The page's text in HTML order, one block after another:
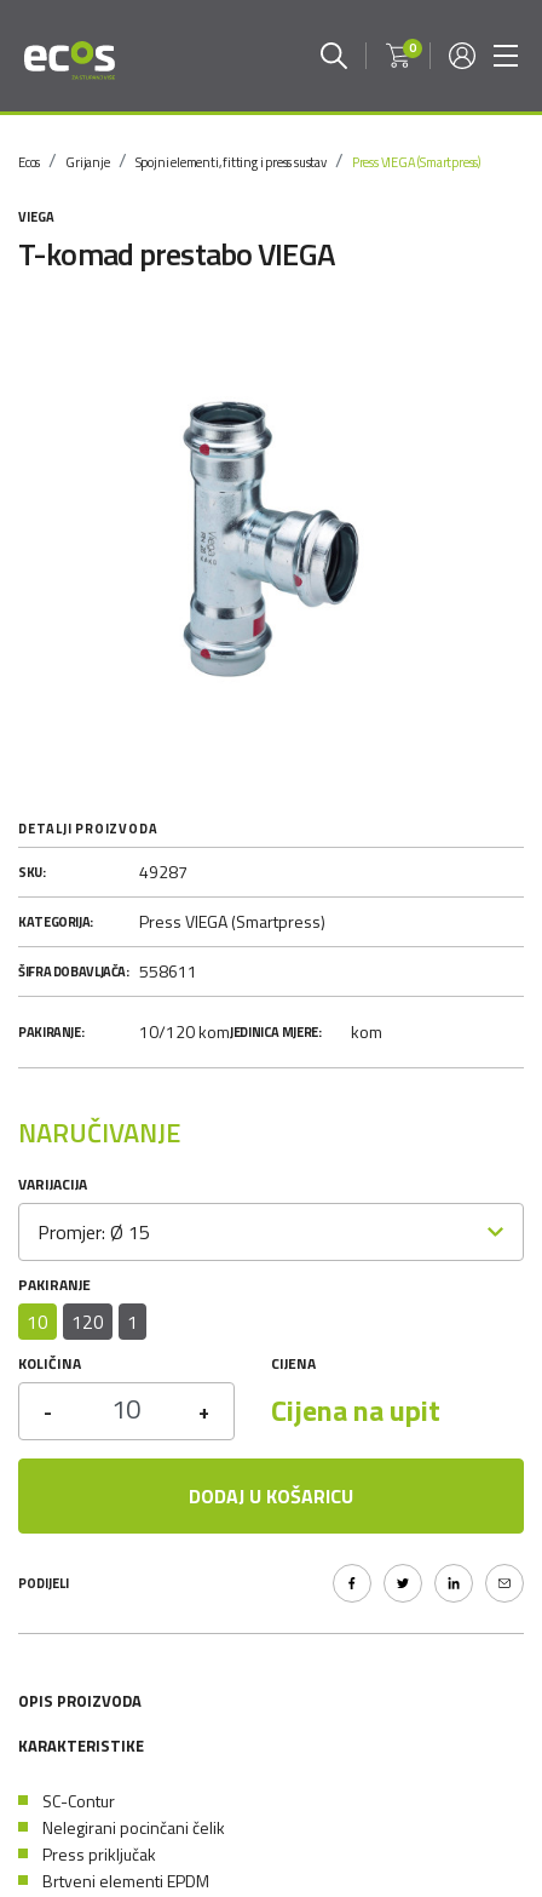
0
Ecos Grijanje Spojni elementi, fitting i press sustav Press VIEGA (Smartpress)
VIEGA
T-komad prestabo VIEGA
DETALJI PROIZVODA
SKU: 49287
KATEGORIJA: Press VIEGA (Smartpress)
ŠIFRA DOBAVLJAČA: 558611
PAKIRANJE: 10/120 komJEDINICA MJERE: kom
NARUČIVANJE
VARIJACIJA
Promjer: Ø 15
PAKIRANJE
10 120 1
KOLIČINA
- +
CIJENA
Cijena na upit
DODAJ U KOŠARICU
PODIJELI
OPIS PROIZVODA
KARAKTERISTIKE
SC-Contur
Nelegirani pocinčani čelik
Press priključak
Brtveni elementi EPDM